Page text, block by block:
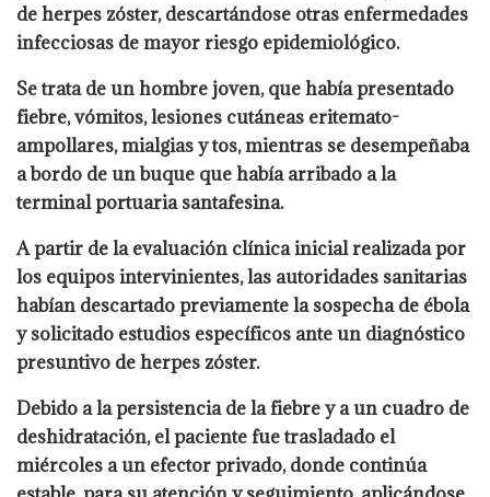
de herpes zóster, descartándose otras enfermedades
infecciosas de mayor riesgo epidemiológico.
Se trata de un hombre joven, que había presentado
fiebre, vómitos, lesiones cutáneas eritemato-
ampollares, mialgias y tos, mientras se desempeñaba
a bordo de un buque que había arribado a la
terminal portuaria santafesina.
A partir de la evaluación clínica inicial realizada por
los equipos intervinientes, las autoridades sanitarias
habían descartado previamente la sospecha de ébola
y solicitado estudios específicos ante un diagnóstico
presuntivo de herpes zóster.
Debido a la persistencia de la fiebre y a un cuadro de
deshidratación, el paciente fue trasladado el
miércoles a un efector privado, donde continúa